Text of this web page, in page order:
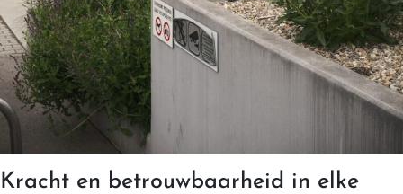
Kracht en betrouwbaarheid in elke